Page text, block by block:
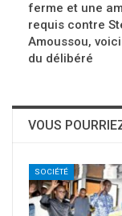
ferme et une
requis contre
Amoussou,
du délibéré
VOUS
SOCIÉTÉ